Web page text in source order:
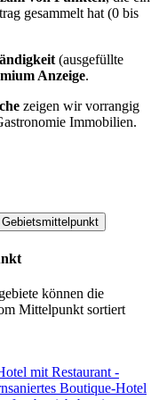
gesammelt hat (0 bis
(ausgefüllte
Anzeige.
zeigen wir vorrangig
Immobilien.
können die
Mittelpunkt sortiert